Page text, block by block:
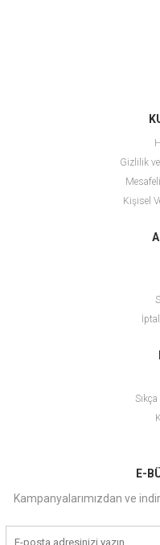
Gizlilik
Kişisel
E-
Kampanyalarımızdan ve